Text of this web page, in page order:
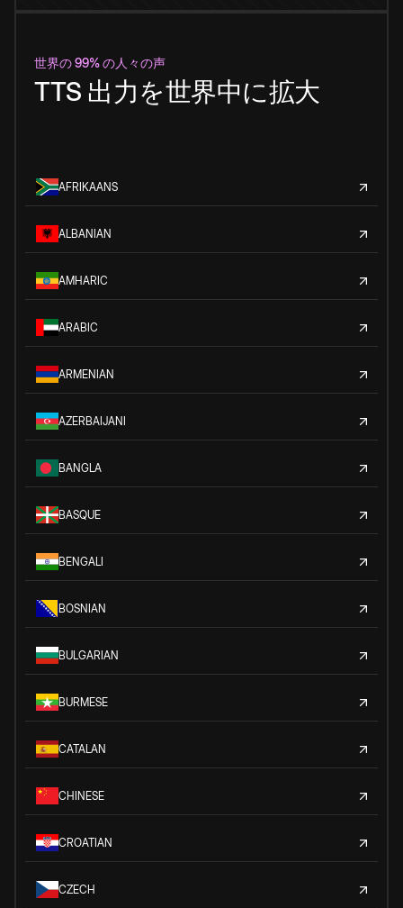
世界の 99% の人々の声
TTS 出力を世界中に拡大
AFRIKAANS
ALBANIAN
AMHARIC
ARABIC
ARMENIAN
AZERBAIJANI
BANGLA
BASQUE
BENGALI
BOSNIAN
BULGARIAN
BURMESE
CATALAN
CHINESE
CROATIAN
CZECH